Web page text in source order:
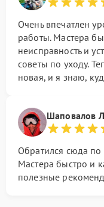
Очень впечатлен
работы. Мастера
неисправность и
советы по уходу.
новая, и я знаю,
Шаповалов
Обратился сюда по
Мастера быстро и
полезные